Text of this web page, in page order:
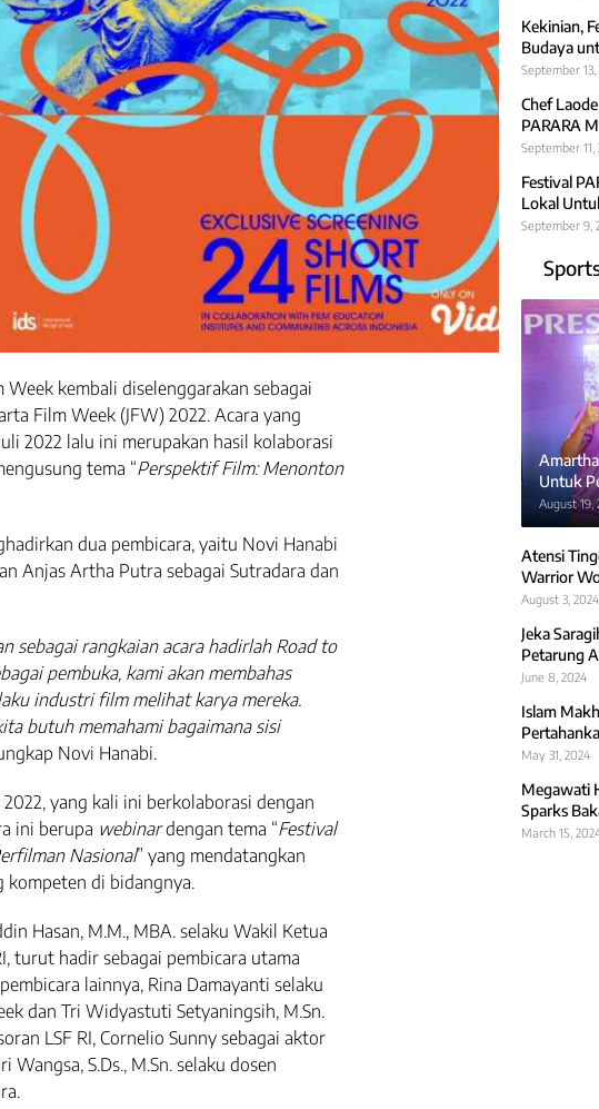
Week kembali diselenggarakan sebagai
Film Week (JFW) 2022. Acara yang
2022 lalu ini merupakan hasil kolaborasi
tema “Perspektif Film: Menonton
dua pembicara, yaitu Novi Hanabi
Anjas Artha Putra sebagai Sutradara dan
sebagai rangkaian acara hadirlah Road to
pembuka, kami akan membahas
industri film melihat karya mereka.
butuh memahami bagaimana sisi
Novi Hanabi.
yang kali ini berkolaborasi dengan
ini berupa webinardengan tema “Festival
Nasional” yang mendatangkan
kompeten di bidangnya.
Hasan, M.M., MBA. selaku Wakil Ketua
turut hadir sebagai pembicara utama
lainnya, Rina Damayanti selaku
dan Tri Widyastuti Setyaningsih, M.Sn.
LSF RI, Cornelio Sunny sebagai aktor
S.Ds., M.Sn. selaku dosen
Kekinian,
Budaya
September 13,
Chef
PARARA
September 11,
Festival
Lokal
September 9,
Untuk
August 19,
Atensi
Warrior
August 3, 2024
Jeka
Petarung
June 8, 2024
Islam
May 31, 2024
Megawati
Sparks
March 15,